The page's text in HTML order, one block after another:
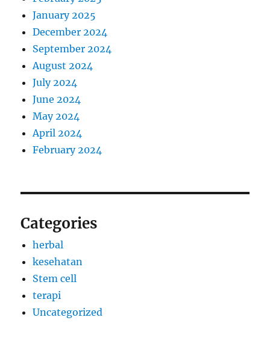
January 2025
December 2024
September 2024
August 2024
July 2024
June 2024
May 2024
April 2024
February 2024
Categories
herbal
kesehatan
Stem cell
terapi
Uncategorized